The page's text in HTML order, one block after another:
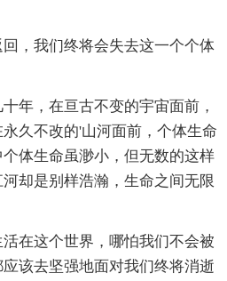
我们终将会失去这一个个体
，在亘古不变的宇宙面前，
久不改的'山河面前，个体生命
体生命虽渺小，但无数的这样
却是别样浩瀚，生命之间无限
这个世界，哪怕我们不会被
该去坚强地面对我们终将消逝